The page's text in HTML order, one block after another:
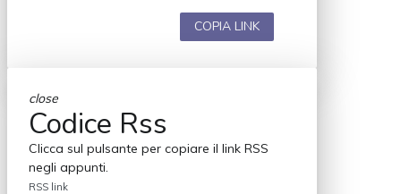
COPIA LINK
close
Codice Rss
Clicca sul pulsante per copiare il link RSS
negli appunti.
RSS link